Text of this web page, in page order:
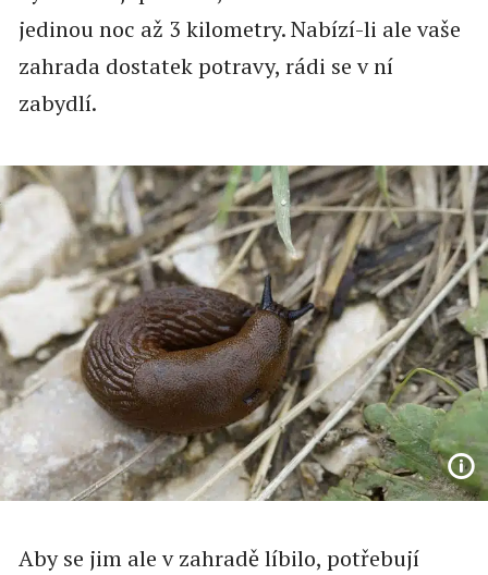
jedinou noc až 3 kilometry. Nabízí-li ale vaše
zahrada dostatek potravy, rádi se v ní
zabydlí.
Aby se jim ale v zahradě líbilo, potřebují